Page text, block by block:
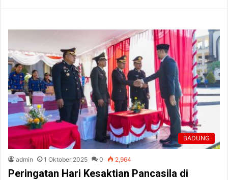
BADUNG
admin 1 Oktober 2025 0 2,964
Peringatan Hari Kesaktian Pancasila di